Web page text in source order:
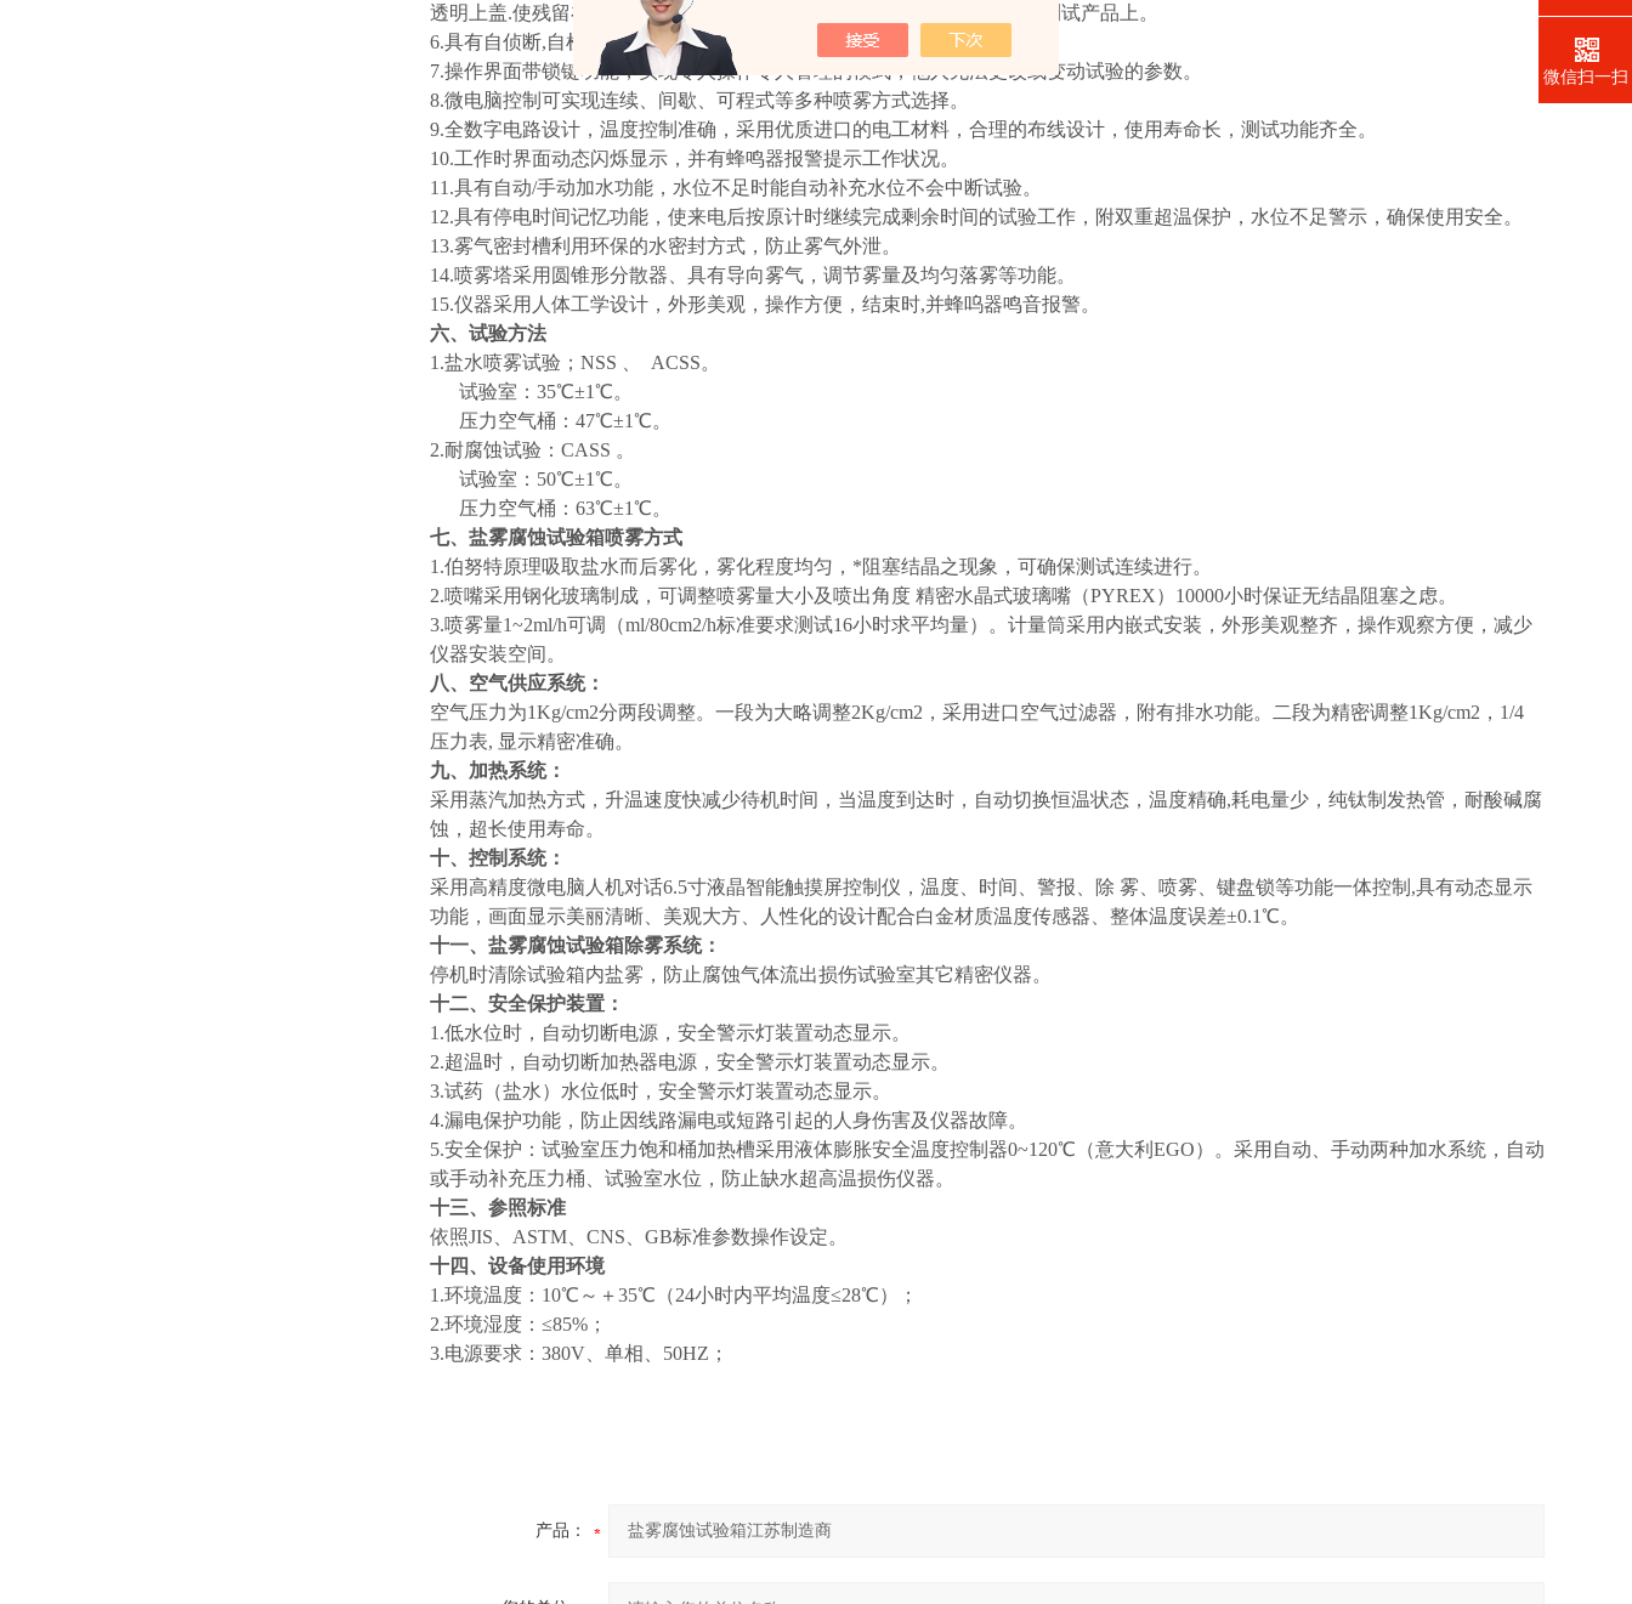
透明上盖.使残留在上盖上的雾气露珠沿盖壁而滑落到密封槽.以防滴到被测试产品上。
6.具有自侦断,自检测等相应良好功能,是您事半功倍的选择。
7.操作界面带锁键功能，实现专人操作专人管理的模式，他人无法更改或变动试验的参数。
8.微电脑控制可实现连续、间歇、可程式等多种喷雾方式选择。
9.全数字电路设计，温度控制准确，采用优质进口的电工材料，合理的布线设计，使用寿命长，测试功能齐全。
10.工作时界面动态闪烁显示，并有蜂鸣器报警提示工作状况。
11.具有自动/手动加水功能，水位不足时能自动补充水位不会中断试验。
12.具有停电时间记忆功能，使来电后按原计时继续完成剩余时间的试验工作，附双重超温保护，水位不足警示，确保使用安全。
13.雾气密封槽利用环保的水密封方式，防止雾气外泄。
14.喷雾塔采用圆锥形分散器、具有导向雾气，调节雾量及均匀落雾等功能。
15.仪器采用人体工学设计，外形美观，操作方便，结束时,并蜂呜器鸣音报警。
六、试验方法
1.盐水喷雾试验；NSS 、 ACSS。
试验室：35℃±1℃。
压力空气桶：47℃±1℃。
2.耐腐蚀试验：CASS 。
试验室：50℃±1℃。
压力空气桶：63℃±1℃。
七、盐雾腐蚀试验箱喷雾方式
1.伯努特原理吸取盐水而后雾化，雾化程度均匀，*阻塞结晶之现象，可确保测试连续进行。
2.喷嘴采用钢化玻璃制成，可调整喷雾量大小及喷出角度 精密水晶式玻璃嘴（PYREX）10000小时保证无结晶阻塞之虑。
3.喷雾量1~2ml/h可调（ml/80cm2/h标准要求测试16小时求平均量）。计量筒采用内嵌式安装，外形美观整齐，操作观察方便，减少
仪器安装空间。
八、空气供应系统：
空气压力为1Kg/cm2分两段调整。一段为大略调整2Kg/cm2，采用进口空气过滤器，附有排水功能。二段为精密调整1Kg/cm2，1/4
压力表, 显示精密准确。
九、加热系统：
采用蒸汽加热方式，升温速度快减少待机时间，当温度到达时，自动切换恒温状态，温度精确,耗电量少，纯钛制发热管，耐酸碱腐
蚀，超长使用寿命。
十、控制系统：
采用高精度微电脑人机对话6.5寸液晶智能触摸屏控制仪，温度、时间、警报、除 雾、喷雾、键盘锁等功能一体控制,具有动态显示
功能，画面显示美丽清晰、美观大方、人性化的设计配合白金材质温度传感器、整体温度误差±0.1℃。
十一、盐雾腐蚀试验箱除雾系统：
停机时清除试验箱内盐雾，防止腐蚀气体流出损伤试验室其它精密仪器。
十二、安全保护装置：
1.低水位时，自动切断电源，安全警示灯装置动态显示。
2.超温时，自动切断加热器电源，安全警示灯装置动态显示。
3.试药（盐水）水位低时，安全警示灯装置动态显示。
4.漏电保护功能，防止因线路漏电或短路引起的人身伤害及仪器故障。
5.安全保护：试验室压力饱和桶加热槽采用液体膨胀安全温度控制器0~120℃（意大利EGO）。采用自动、手动两种加水系统，自动
或手动补充压力桶、试验室水位，防止缺水超高温损伤仪器。
十三、参照标准
依照JIS、ASTM、CNS、GB标准参数操作设定。
十四、设备使用环境
1.环境温度：10℃～＋35℃（24小时内平均温度≤28℃）；
2.环境湿度：≤85%；
3.电源要求：380V、单相、50HZ；
产品：
微信扫一扫